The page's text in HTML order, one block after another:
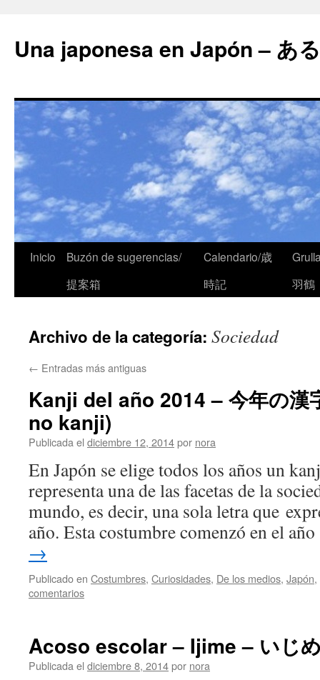
Una japonesa en Japón – あ
Inicio
Buzón de sugerencias/
提案箱
Calendario/歳
時記
羽鶴
Archivo de la categoría: Sociedad
← Entradas más antiguas
Kanji del año 2014 – 今年の漢
no kanji)
Publicada el diciembre 12, 2014por nora
En Japón se elige todos los años un
representa una de las facetas de la
mundo, es decir, una sola letra que
año. Esta costumbre comenzó en el
→
Publicado en Costumbres, Curiosidades, De los medios, Japón,
comentarios
Acoso escolar – Ijime – いじ
Publicada el diciembre 8, 2014por nora